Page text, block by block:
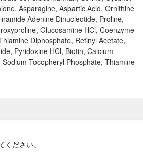
Asparagine, Aspartic Acid, Ornithine
Adenine Dinucleotide, Proline,
Glucosamine HCl, Coenzyme
Diphosphate, Retinyl Acetate,
Pyridoxine HCl, Biotin, Calcium
Tocopheryl Phosphate, Thiamine
ださい。